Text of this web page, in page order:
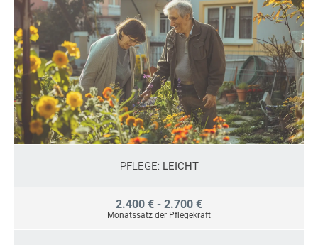
PFLEGE: LEICHT
2.400 € - 2.700 €
Monatssatz der Pflegekraft